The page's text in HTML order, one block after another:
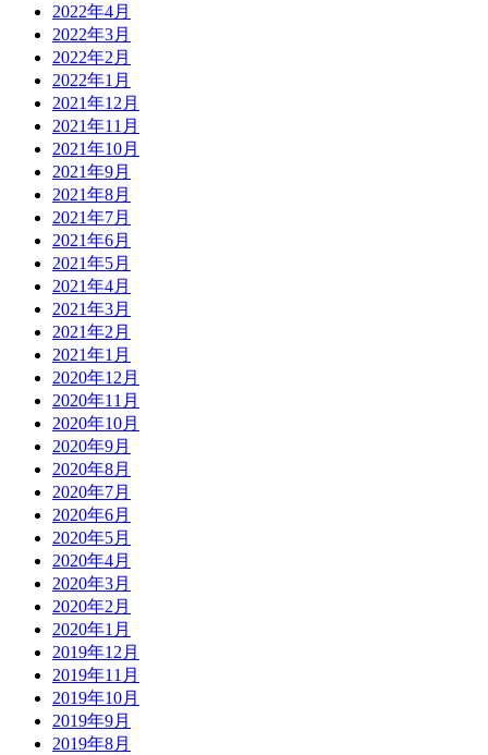
2022年4月
2022年3月
2022年2月
2022年1月
2021年12月
2021年11月
2021年10月
2021年9月
2021年8月
2021年7月
2021年6月
2021年5月
2021年4月
2021年3月
2021年2月
2021年1月
2020年12月
2020年11月
2020年10月
2020年9月
2020年8月
2020年7月
2020年6月
2020年5月
2020年4月
2020年3月
2020年2月
2020年1月
2019年12月
2019年11月
2019年10月
2019年9月
2019年8月